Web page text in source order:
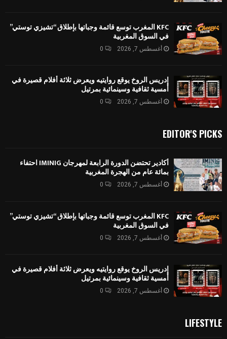
KFC المغرب توسع قائمة وجباتها بإطلاق “تشيزي توستي”
في السوق المغربية
أغسطس 7, 2026 0
إدريس الروخ يوقع روايتيه ويعرض ثلاثة أفلام قصيرة في
أمسية ثقافية وسينمائية بمرتيل
أغسطس 7, 2026 0
EDITOR'S PICKS
أكادير تحتضن الدورة الرابعة لمهرجان IMINIG احتفاء
بمائة عام من الهجرة المغربية
أغسطس 7, 2026 0
KFC المغرب توسع قائمة وجباتها بإطلاق “تشيزي توستي”
في السوق المغربية
أغسطس 7, 2026 0
إدريس الروخ يوقع روايتيه ويعرض ثلاثة أفلام قصيرة في
أمسية ثقافية وسينمائية بمرتيل
أغسطس 7, 2026 0
LIFESTYLE